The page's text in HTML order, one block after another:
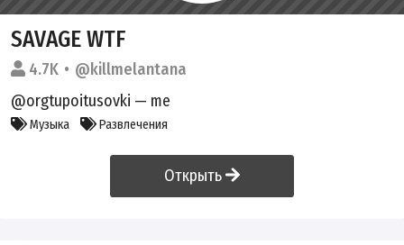
SAVAGE WTF
4.7K
@killmelantana
@orgtupoitusovki — me
Музыка Развлечения
Открыть